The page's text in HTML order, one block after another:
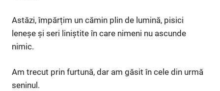
Astăzi, împărțim un cămin plin de lumină, pisici
leneșe și seri liniștite în care nimeni nu ascunde
nimic.
Am trecut prin furtună, dar am găsit în cele din urmă
seninul.